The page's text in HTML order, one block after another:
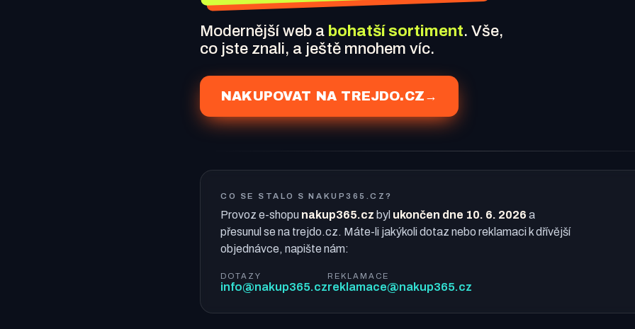
Modernější web a bohatší sortiment. Vše,
co jste znali, a ještě mnohem víc.
NAKUPOVAT NA TREJDO.CZ →
CO SE STALO S NAKUP365.CZ?
Provoz e-shopu nakup365.cz byl ukončen dne 10. 6. 2026 a
přesunul se na trejdo.cz. Máte-li jakýkoli dotaz nebo reklamaci k dřívější
objednávce, napište nám:
DOTAZY
info@nakup365.cz
REKLAMACE
reklamace@nakup365.cz